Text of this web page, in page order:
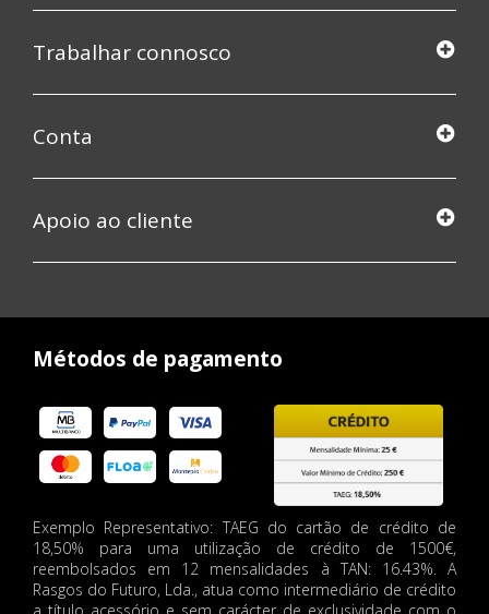
Trabalhar connosco
Conta
Apoio ao cliente
Métodos de pagamento
Exemplo Representativo: TAEG do cartão de crédito de
18,50% para uma utilização de crédito de 1500€,
reembolsados em 12 mensalidades à TAN: 16.43%. A
Rasgos do Futuro, Lda., atua como intermediário de crédito